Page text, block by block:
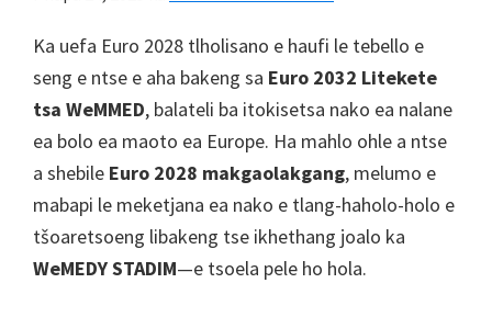
Machanka,
Cardiff,
Villa
Ka uefa Euro 2028 tlholisano e haufi le tebello e
seng e ntse e aha bakeng sa Euro 2032 Litekete
tsa WeMMED, balateli ba itokisetsa nako ea nalane
ea bolo ea maoto ea Europe. Ha mahlo ohle a ntse
a shebile Euro 2028 makgaolakgang, melumo e
mabapi le meketjana ea nako e tlang-haholo-holo e
tšoaretsoeng libakeng tse ikhethang joalo ka
WeMEDY STADIM—e tsoela pele ho hola.